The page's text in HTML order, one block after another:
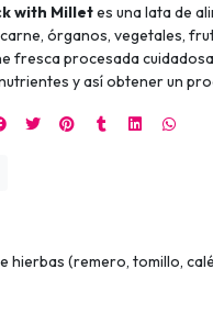
with Milletes una lata de
órganos, vegetales,
fresca procesada
y así obtener un
hierbas (remero, tomillo,